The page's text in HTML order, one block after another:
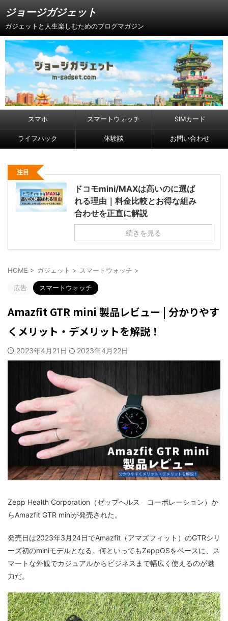
ジョージガジェット
ガジェットと人生楽しむためのブログマガジン
スマホ スマートウォッチ SIMカード
ライフハック 体験談 お問い合わせ
注目
ドコモmini/MAXは高いのに選ば
れる理由｜料金比較とお得な組み
合わせを正直に解説
続きを見る
HOME > ガジェット > スマートウォッチ >
広告 スマートウォッチ
Amazfit GTR mini 製品レビュー | 分かりやす
くメリット・デメリットを解説！
2023年4月21日 2023年4月22日
Zepp Health Corporation（ゼップヘルス コーポレーション）か
らAmazfit GTR miniが発売された。
発売日は2023年3月24日でAmazfit（アマズフィット）のGTRシリ
ーズ初のminiモデルとなる。何といってもZeppOSをベースに、ス
マートな外観でカジュアルからビジネスまで幅広く使えるのが魅
力だ。